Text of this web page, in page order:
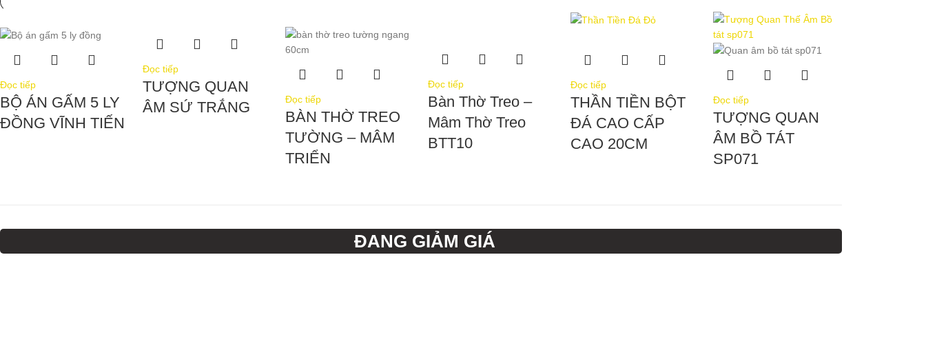
Đọc tiếp
BỘ ÁN GẤM 5 LY
ĐỒNG VĨNH TIẾN
Đọc tiếp
TƯỢNG QUAN
ÂM SỨ TRẮNG
Đọc tiếp
BÀN THỜ TREO
TƯỜNG – MÂM
TRIỂN
Đọc tiếp
Bàn Thờ Treo –
Mâm Thờ Treo
BTT10
Đọc tiếp
THẦN TIỀN BỘT
ĐÁ CAO CẤP
CAO 20CM
Đọc tiếp
TƯỢNG QUAN
ÂM BỒ TÁT
SP071
ĐANG GIẢM GIÁ